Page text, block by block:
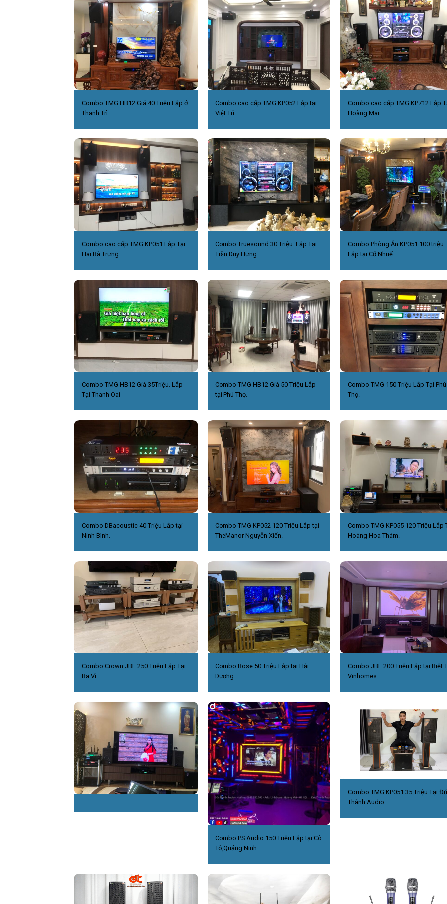
Combo TMG HB12 Giá 40 Triệu Lắp ở
Thanh Trì.
Combo cao cấp TMG KP052 Lắp tại
Việt Trì.
Combo cao cấp TMG KP712 Lắp
Hoàng Mai
Combo cao cấp TMG KP051 Lắp Tại
Hai Bà Trưng
Combo Truesound 30 Triệu. Lắp Tại
Trần Duy Hưng
Combo Phòng Ăn KP051 100 triệu
Lắp tại Cổ Nhuế.
Combo TMG HB12 Giá 35Triệu. Lắp
Tại Thanh Oai
Combo TMG HB12 Giá 50 Triệu Lắp
tại Phú Thọ.
Combo TMG 150 Triệu Lắp Tại Phú
Thọ.
Combo DBacoustic 40 Triệu Lắp tại
Ninh Bình.
Combo TMG KP052 120 Triệu Lắp tại
TheManor Nguyễn Xiển.
Combo TMG KP055 120 Triệu Lắp
Hoàng Hoa Thám.
Combo Crown JBL 250 Triệu Lắp Tại
Ba Vì.
Combo Bose 50 Triệu Lắp tại Hải
Dương.
Combo JBL 200 Triệu Lắp tại Biệt
Vinhomes
Combo PS Audio 150 Triệu Lắp tại Cô
Tô,Quảng Ninh.
Combo TMG KP051 35 Triệu Tại
Thành Audio.